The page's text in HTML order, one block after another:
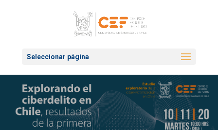
Seleccionar página